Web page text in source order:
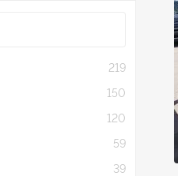
219
150
120
59
39